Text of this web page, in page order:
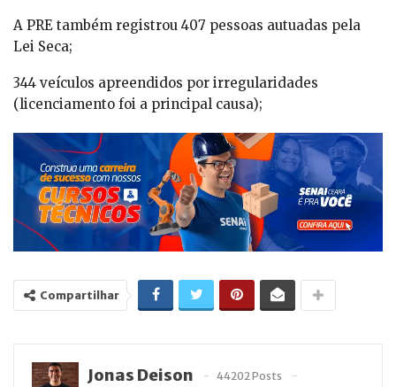
A PRE também registrou 407 pessoas autuadas pela
Lei Seca;
344 veículos apreendidos por irregularidades
(licenciamento foi a principal causa);
Compartilhar
Jonas Deison
44202 Posts